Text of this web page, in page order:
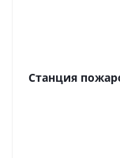
Станция